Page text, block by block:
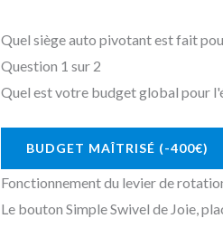
Quel siège auto pivotant est fait
Question 1 sur 2
Quel est votre budget global pour
BUDGET MAÎTRISÉ (-400€)
Fonctionnement du levier de
Le bouton Simple Swivel de Joie,